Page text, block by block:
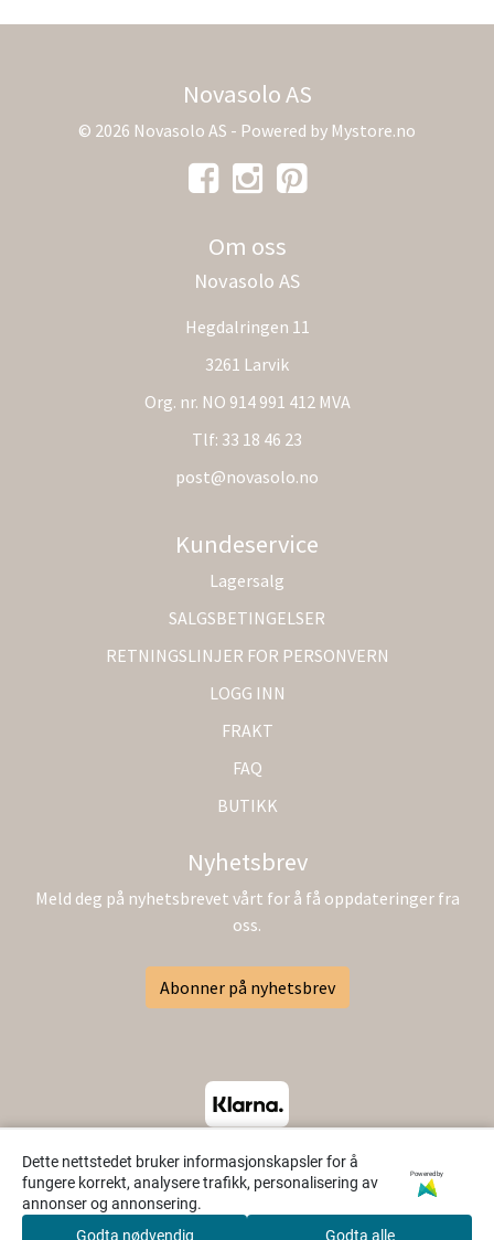
Dette nettstedet bruker informasjonskapsler for å
fungere korrekt, analysere trafikk, personalisering av
annonser og annonsering.
Powered by
Godta nødvendig Godta alle
Novasolo AS
© 2026 Novasolo AS - Powered by Mystore.no
Om oss
Novasolo AS
Hegdalringen 11
3261 Larvik
Org. nr. NO 914 991 412 MVA
Tlf: 33 18 46 23
post@novasolo.no
Kundeservice
Lagersalg
SALGSBETINGELSER
RETNINGSLINJER FOR PERSONVERN
LOGG INN
FRAKT
FAQ
BUTIKK
Nyhetsbrev
Meld deg på nyhetsbrevet vårt for å få oppdateringer fra
oss.
Abonner på nyhetsbrev